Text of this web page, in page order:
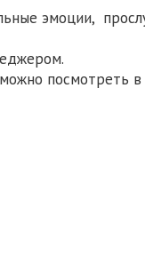
эмоции,
посмотреть в